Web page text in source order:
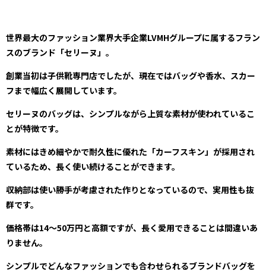
世界最大のファッション業界大手企業LVMHグループに属するフラン
スのブランド「セリーヌ」。
創業当初は子供靴専門店でしたが、現在ではバッグや香水、スカー
フまで幅広く展開しています。
セリーヌのバッグは、シンプルながら上質な素材が使われているこ
とが特徴です。
素材にはきめ細やかで耐久性に優れた「カーフスキン」が採用され
ているため、長く使い続けることができます。
収納部は使い勝手が考慮された作りとなっているので、実用性も抜
群です。
価格帯は14～50万円と高額ですが、長く愛用できることは間違いあ
りません。
シンプルでどんなファッションでも合わせられるブランドバッグを